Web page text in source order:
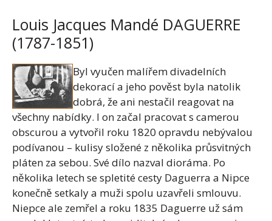
Louis Jacques Mandé DAGUERRE
(1787-1851)
Byl vyučen malířem divadelních
dekorací a jeho pověst byla natolik
dobrá, že ani nestačil reagovat na
všechny nabídky. I on začal pracovat s camerou
obscurou a vytvořil roku 1820 opravdu nebývalou
podívanou – kulisy složené z několika průsvitných
pláten za sebou. Své dílo nazval dioráma. Po
několika letech se spletité cesty Daguerra a Nipce
konečně setkaly a muži spolu uzavřeli smlouvu.
Niepce ale zemřel a roku 1835 Daguerre už sám